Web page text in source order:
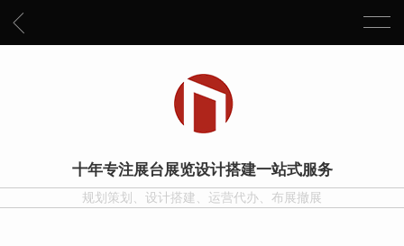
十年专注展台展览设计搭建一站式服务
规划策划、设计搭建、运营代办、布展撤展